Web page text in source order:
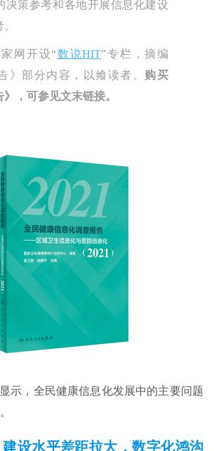
决策参考和各地开展信息化建设
网开设“数说HIT”专栏，摘编
》部分内容，以飨读者。 购买
》，可参见文末链接。
示，全民健康信息化发展中的主要问题
设水平差距拉大，数字化鸿沟